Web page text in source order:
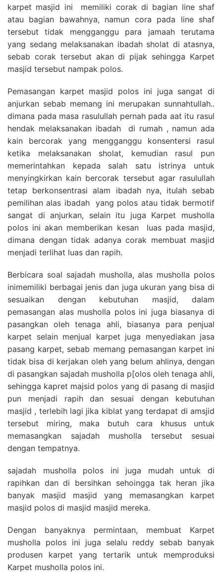
karpet masjid ini memiliki corak di bagian line shaf
atau bagian bawahnya, namun cora pada line shaf
tersebut tidak mengganggu para jamaah terutama
yang sedang melaksanakan ibadah sholat di atasnya,
sebab corak tersebut akan di pijak sehingga Karpet
masjid tersebut nampak polos.
Pemasangan karpet masjid polos ini juga sangat di
anjurkan sebab memang ini merupakan sunnahtullah..
dimana pada masa rasulullah pernah pada aat itu rasul
hendak melaksanakan ibadah di rumah , namun ada
kain bercorak yang mengganggu konsentersi rasul
ketika melaksanakan sholat, kemudian rasul pun
memerintahkan kepada salah satu istrinya untuk
menyingkirkan kain bercorak tersebut agar rasulullah
tetap berkonsentrasi alam ibadah nya, itulah sebab
pemilihan alas ibadah yang polos atau tidak bermotif
sangat di anjurkan, selain itu juga Karpet musholla
polos ini akan memberikan kesan luas pada masjid,
dimana dengan tidak adanya corak membuat masjid
menjadi terlihat luas dan rapih.
Berbicara soal sajadah musholla, alas musholla polos
inimemiliki berbagai jenis dan juga ukuran yang bisa di
sesuaikan dengan kebutuhan masjid, dalam
pemasangan alas musholla polos ini juga biasanya di
pasangkan oleh tenaga ahli, biasanya para penjual
karpet selain menjual karpet juga menyediakan jasa
pasang karpet, sebab memang pemasangan karpet ini
tidak bisa di kerjakan oleh yang belum ahlinya, dengan
di pasangkan sajadah musholla p[olos oleh tenaga ahli,
sehingga kapret majsid polos yang di pasang di masjid
pun menjadi rapih dan sesuai dengan kebutuhan
masjid , terlebih lagi jika kiblat yang terdapat di amsjid
tersebut miring, maka butuh cara khusus untuk
memasangkan sajadah musholla tersebut sesuai
dengan tempatnya.
sajadah musholla polos ini juga mudah untuk di
rapihkan dan di bersihkan sehoingga tak heran jika
banyak masjid masjid yang memasangkan karpet
masjid polos di masjid masjid mereka.
Dengan banyaknya permintaan, membuat Karpet
musholla polos ini juga selalu reddy sebab banyak
produsen karpet yang tertarik untuk memproduksi
Karpet musholla polos ini.